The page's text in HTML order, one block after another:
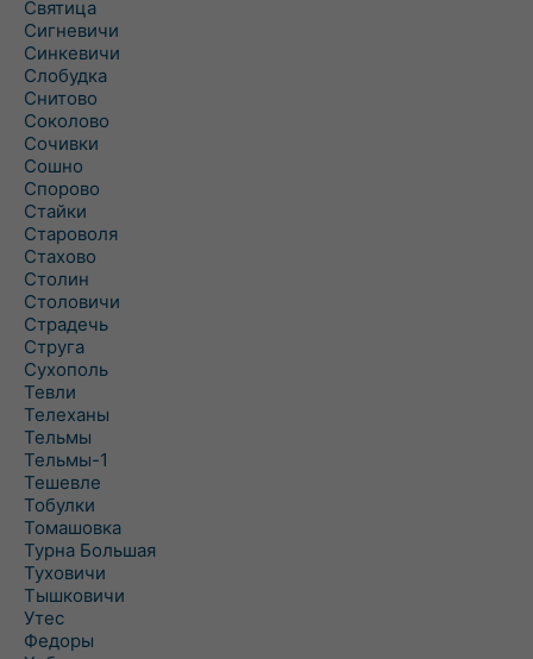
Святица
Сигневичи
Синкевичи
Слобудка
Снитово
Соколово
Сочивки
Сошно
Спорово
Стайки
Староволя
Стахово
Столин
Столовичи
Страдечь
Струга
Сухополь
Тевли
Телеханы
Тельмы
Тельмы-1
Тешевле
Тобулки
Томашовка
Турна Большая
Туховичи
Тышковичи
Утес
Федоры